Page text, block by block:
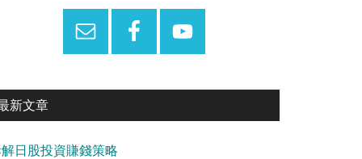
新文章
日股投資賺錢策略